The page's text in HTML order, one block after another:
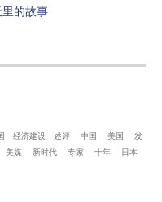
的故事
经济建设 述评 中国 美国
发
美媒 新时代 专家 十年
日本